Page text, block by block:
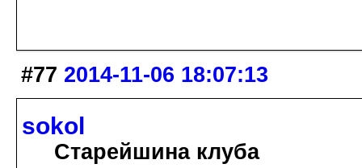
#77 2014-11-06 18:07:13
sokol
Старейшина клуба